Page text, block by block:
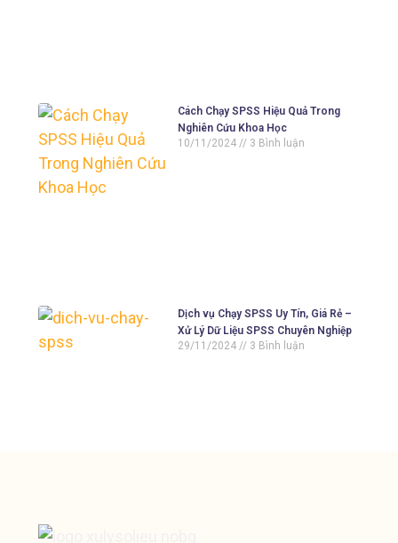
Cách Chạy SPSS Hiệu Quả Trong
Nghiên Cứu Khoa Học
10/11/2024
3 Bình luận
Dịch vụ Chạy SPSS Uy Tín, Giá Rẻ –
Xử Lý Dữ Liệu SPSS Chuyên Nghiệp
29/11/2024
3 Bình luận